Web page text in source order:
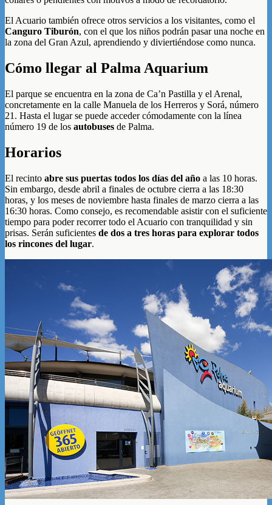
El Acuario también ofrece otros servicios a los visitantes, como el
Canguro Tiburón, con el que los niños podrán pasar una noche en
la zona del Gran Azul, aprendiendo y diviertiéndose como nunca.
Cómo llegar al Palma Aquarium
El parque se encuentra en la zona de Ca’n Pastilla y el Arenal,
concretamente en la calle Manuela de los Herreros y Sorá, número
21. Hasta el lugar se puede acceder cómodamente con la línea
número 19 de los autobuses de Palma.
Horarios
El recinto abre sus puertas todos los días del año a las 10 horas.
Sin embargo, desde abril a finales de octubre cierra a las 18:30
horas, y los meses de noviembre hasta finales de marzo cierra a las
16:30 horas. Como consejo, es recomendable asistir con el suficiente
tiempo para poder recorrer todo el Acuario con tranquilidad y sin
prisas. Serán suficientes de dos a tres horas para explorar todos
los rincones del lugar.